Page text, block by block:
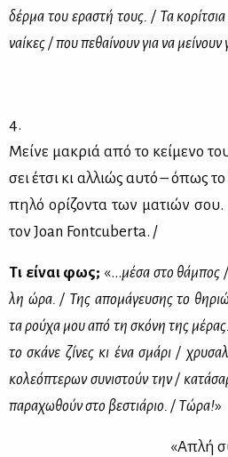
δέρ­μα του ερα­στή τους. / Τα
ναί­κες / που πε­θαί­νουν για να μεί­νουν
4.
Μεί­νε μα­κριά από το κεί­με­νο
σει έτσι κι αλ­λιώς αυ­τό – όπως
πη­λό ορί­ζο­ντα των μα­τιών
τον Joan Fontcuberta. /
Τι εί­ναι φως; «…μέ­σα στο θά­μπος
λη ώρα. / Της απο­μά­γευ­σης το
τα ρού­χα μου από τη σκό­νη της
το σκά­νε ζί­νες κι ένα σμά­ρι /
κο­λε­ό­πτε­ρων συ­νι­στούν την /
πα­ρα­χω­θούν στο βε­στιά­ριο. / Τώ­ρα!»
«Απλή